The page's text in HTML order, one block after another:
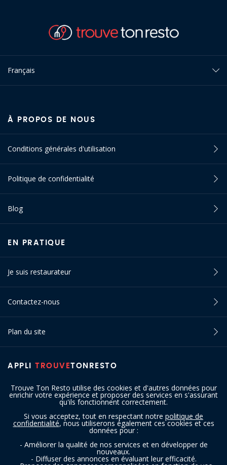
Trouve Ton Resto utilise des cookies et d'autres données pour
enrichir votre expérience et proposer des services en s'assurant
qu'ils fonctionnent correctement.
Si vous acceptez, tout en respectant notre politique de
confidentialité, nous utiliserons également ces cookies et ces
données pour :
- Améliorer la qualité de nos services et en développer de
nouveaux.
- Diffuser des annonces en évaluant leur efficacité.
Français
APPLI TROUVETONRESTO
À PROPOS DE NOUS
Conditions générales d'utilisation
Politique de confidentialité
Blog
EN PRATIQUE
Je suis restaurateur
Contactez-nous
Plan du site
SUIVEZ-NOUS